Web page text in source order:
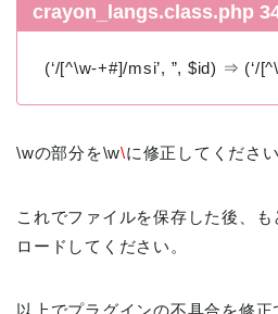
crayon_langs.class.php
(‘/[^\w-+#]/msi’, ”, $id) ⇒ (‘/
\wの部分を\w\に修正してください
これでファイルを保存した後、
ロードしてください。
以上でプラグインの不具合を修正